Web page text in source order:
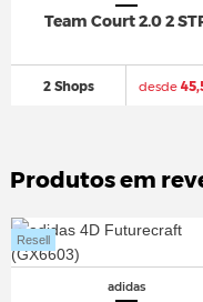
Team Court 2.0 2
2 Shops desde
Produtos em
adidas
Resell